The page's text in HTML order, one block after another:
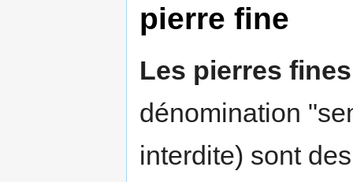
pierre fine
Les pierres fines
dénomination
interdite) sont